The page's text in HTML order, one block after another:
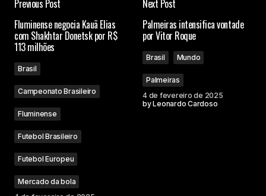
Previous Post
Fluminense negocia Kauã Elias
com Shakhtar Donetsk por R$
113 milhões
Brasil
Campeonato Brasileiro
Fluminense
Futebol Brasileiro
Futebol Europeu
Mercado da bola
Next Post
Palmeiras intensifica vontade
por Vitor Roque
Brasil Mundo
Palmeiras
4 de fevereiro de 2025
byLeonardo Cardoso